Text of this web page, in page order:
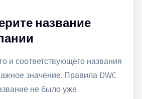
название
и соответствующего названия
значение. Правила DWC
не было уже